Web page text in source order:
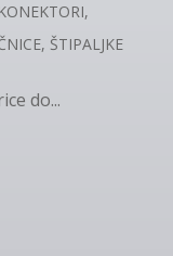
KONEKTORI,
ŠTIPALJKE
do...